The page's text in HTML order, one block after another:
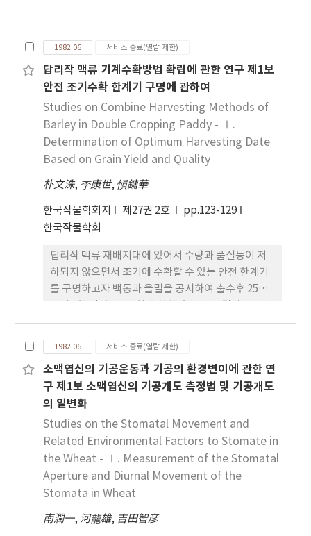
1982.06 서비스 종료(열람 제한)
답리작 맥류 기계수확방법 확립에 관한 연구 제1보
안전 조기수확 한계기 구명에 관하여
Studies on Combine Harvesting Methods of
Barley in Double Cropping Paddy - Ⅰ.
Determination of Optimum Harvesting Date
Based on Grain Yield and Quality
朴文洙, 李康世, 愼鏞華
한국작물학회지 제27권 2호
pp.123-129
한국작물학회
답리작 맥류 재배지대에 있어서 수량과 품질등이 저
하되지 않으면서 조기에 수확할 수 있는 안전 한계기
를 구명하고자 백동과 올밀을 공시하여 출수후 25일
하면 다음과 같다. 1. 백동에 있어서 립장은 출수후 20
일, 립폭은 30일, 립후는 35일경에 최대에 달하였으
며, 올밀은 이보다 5일 정도 각각 늦은 경향이었다. 2.
1,000립중이 일정하게 되어 생리적 성숙기로 볼 수
있는 시기는 백동은 출수후 35일경, 올밀은 40일경이
었으며, 수량도 이 시기에 가장 많았다. 3. 백동과 올밀
에 있어서 수중에 대한 입중비율은 출수후 7일에는
57%와 74%, 수축비율은 7%와 15%로서 올밀이 백
동보다 현저히 높았으나, 성숙기에는 서로 비슷하였
으며, 이삭의 각 기관별 대 수중비율이 일정하게 되는
시기는 백동은 출수후 35일, 올밀은 40일경이었다. 4.
정하였으나 25일 이후는 일당 평균 1.8%씩 직선적으
1982.06 서비스 종료(열람 제한)
소맥엽신의 기공운동과 기공의 환경변이에 관한 연
구 제1보 소맥엽신의 기공개도 측정법 및 기공개도
의 일변화
Studies on the Stomatal Movement and
Related Environmental Factors to Stomate in
the Wheat - Ⅰ. Measurement of the Stomatal
Aperture and Diurnal Movement of the
Stomata in Wheat
南潤一, 河龍雄, 吉田智彦